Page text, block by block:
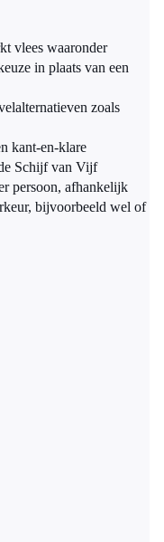
vlees waaronder
in plaats van een
zoals
kant-en-klare
Schijf van Vijf
persoon, afhankelijk
bijvoorbeeld wel of